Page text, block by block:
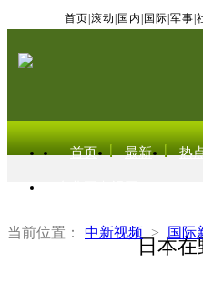
首页 滚动 国内 国际 军事
首页 最新 热
当前位置： 中新视频 > 国际
日本在